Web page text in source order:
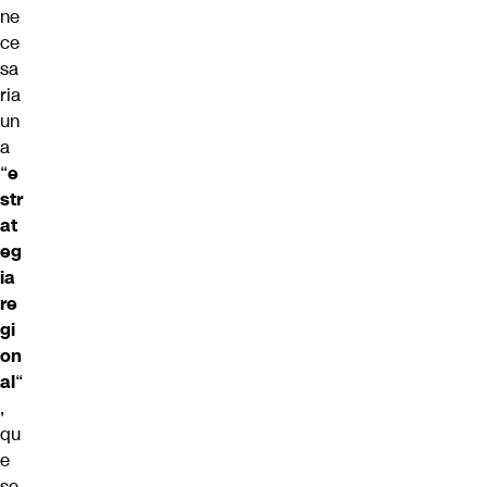
ne
ce
sa
ria
un
a
“e
str
at
eg
ia
re
gi
on
al“
,
qu
e